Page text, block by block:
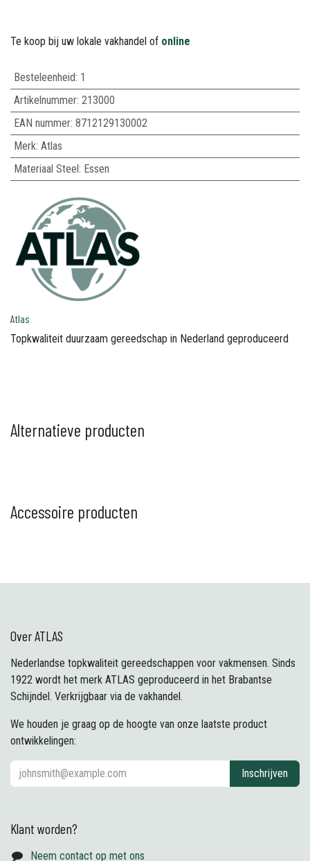
Te koop bij uw lokale vakhandel of online
Besteleenheid: 1
Artikelnummer: 213000
EAN nummer: 8712129130002
Merk: Atlas
Materiaal Steel: Essen
Atlas
Topkwaliteit duurzaam gereedschap in Nederland geproduceerd
Alternatieve producten
Accessoire producten
Over ATLAS
Nederlandse topkwaliteit gereedschappen voor vakmensen. Sinds
1922 wordt het merk ATLAS geproduceerd in het Brabantse
Schijndel. Verkrijgbaar via de vakhandel.
We houden je graag op de hoogte van onze laatste product
ontwikkelingen:
Inschrijven
Klant worden?
Neem contact op met ons